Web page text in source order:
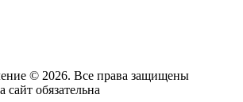
© 2026. Все права защищены
обязательна